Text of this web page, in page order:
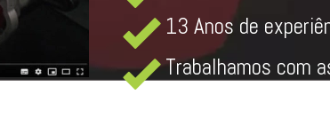
13 Anos de
Trabalhamos com